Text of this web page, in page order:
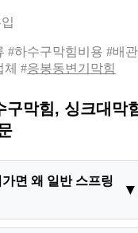
#하수구막힘비용 #배
체 #응봉동변기막힘
구막힘, 싱크대막
면 왜 일반 스프링
▼